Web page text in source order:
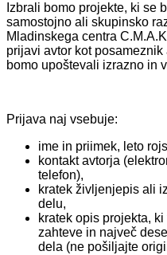
Izbrali bomo projekte, ki se
samostojno ali skupinsko
Mladinskega centra
prijavi avtor kot
bomo upoštevali izrazno in
Prijava naj vsebuje:
ime in priimek, leto
kontakt avtorja
telefon),
kratek življenjepis ali
delu,
kratek opis projekta,
zahteve in največ
dela (ne pošiljajte